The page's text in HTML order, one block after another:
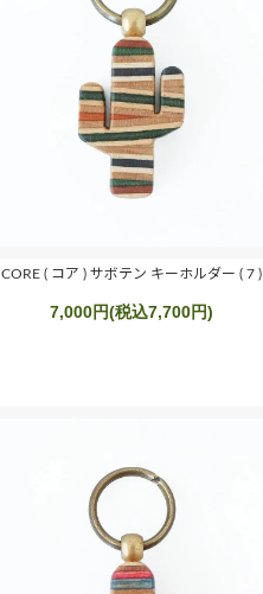
CORE ( コア ) サボテン キーホルダー ( 7 )
7,000円(税込7,700円)